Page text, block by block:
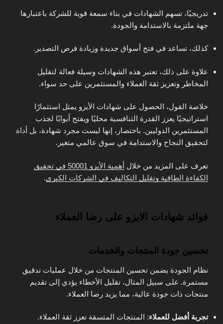
تدريجيًا، تسهم الشهادات في بناء سمعة قوية للشركة باعتبارها
جهة ملتزمة بالاستدامة والجودة.
كذلك، تساعد في فتح أسواق جديدة وزيادة فرص التصدير.
علاوة على ذلك، تعتبر هذه الشهادات وسيلة فعالة لتقليل
المخاطر وتعزيز ثقة العملاء والمستثمرين على حد سواء.
خلاصة القول، الحصول على شهادات الأيزو يمثل استثمارًا
استراتيجيًا يعزز القدرة التنافسية محليًا ويفتح أبوابًا لجذب
المستثمرين الدوليين. باختصار، إنها ليست مجرد شهادة، بل أداة
لتحقيق النجاح والاستدامة في سوق عالمي متغير.
تعرف على المزيد من خلال
أهمية الأيزو 50001 في تحقيق
الكفاءة الطاقية وتقليل التكاليف في الشركات الكبرى.
فوائد شهادات الايزو على رضا العملاء
تحسين جودة المنتجات والخدمات
نظام الجودة يضمن تحسين المنتجات من خلال عمليات تدقيق
مستمرة. على سبيل المثال، تقليل الأخطاء يؤدي إلى تقديم
منتجات ذات جودة عالية، مما يزيد رضا العملاء.
تجربة أفضل للعملاء: المنتجات المتسقة تعزز ثقة العملاء.